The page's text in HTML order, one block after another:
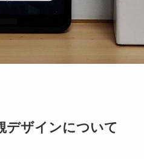
デザインについて